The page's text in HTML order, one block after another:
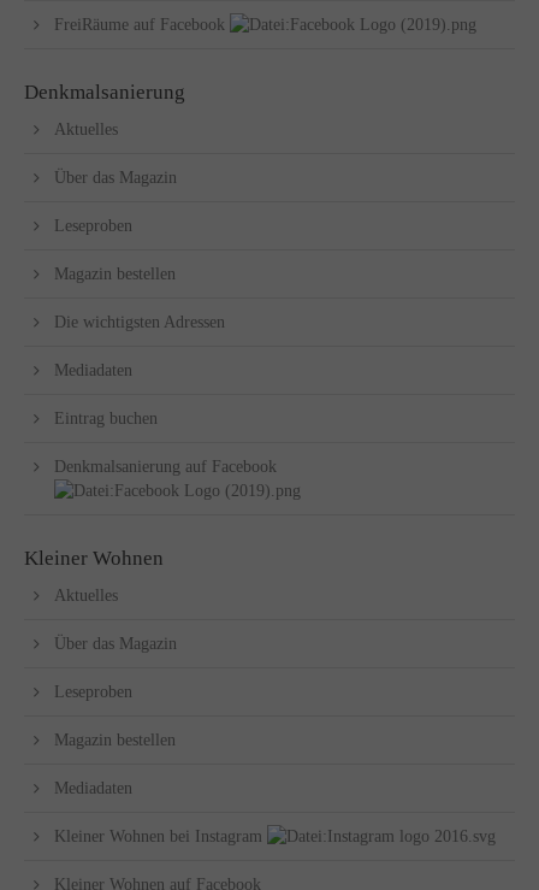
FreiRäume auf Facebook
Denkmalsanierung
Aktuelles
Über das Magazin
Leseproben
Magazin bestellen
Die wichtigsten Adressen
Mediadaten
Eintrag buchen
Denkmalsanierung auf Facebook
Kleiner Wohnen
Aktuelles
Über das Magazin
Leseproben
Magazin bestellen
Mediadaten
Kleiner Wohnen bei Instagram
Kleiner Wohnen auf Facebook